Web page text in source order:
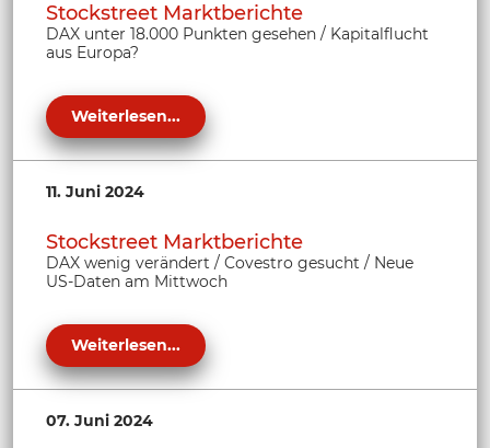
Stockstreet Marktberichte
DAX unter 18.000 Punkten gesehen / Kapitalflucht
aus Europa?
Weiterlesen...
11. Juni 2024
Stockstreet Marktberichte
DAX wenig verändert / Covestro gesucht / Neue
US-Daten am Mittwoch
Weiterlesen...
07. Juni 2024